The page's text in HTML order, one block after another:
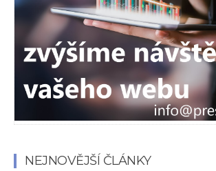
NEJNOVĚJŠÍ ČLÁNKY